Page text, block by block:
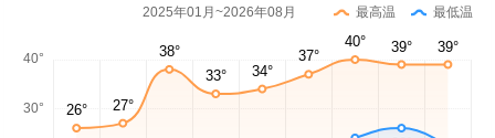
2025年01月~2026年08月 最高温 最低温